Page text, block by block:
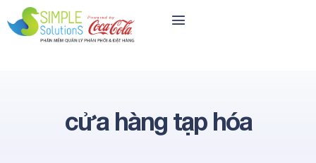
cửa hàng tạp hóa